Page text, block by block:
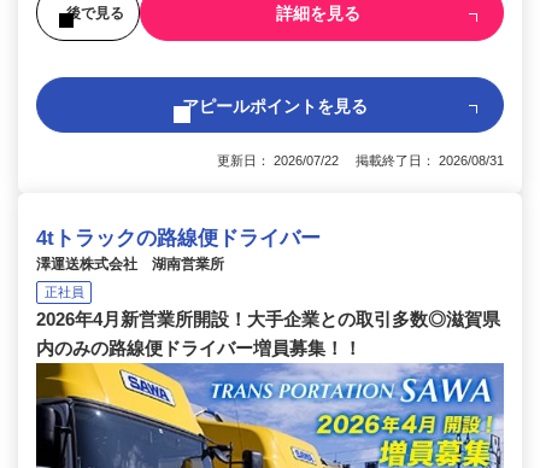
後で見る 詳細を見る
アピールポイントを見る
更新日： 2026/07/22 掲載終了日： 2026/08/31
4tトラックの路線便ドライバー
澤運送株式会社 湖南営業所
正社員
2026年4月新営業所開設！大手企業との取引多数◎滋賀県
内のみの路線便ドライバー増員募集！！